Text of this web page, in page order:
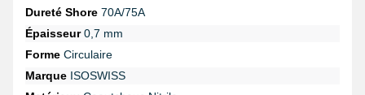
Dureté Shore 70A/75A
Épaisseur0,7 mm
Forme Circulaire
Marque ISOSWISS